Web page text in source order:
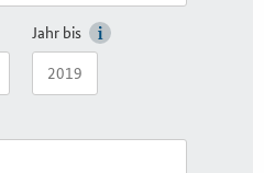
Jahr bis